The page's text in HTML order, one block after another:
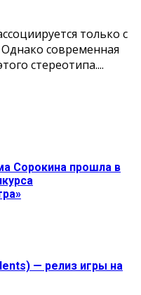
только с
современная
стереотипа....
Сорокина прошла в
— релиз игры на